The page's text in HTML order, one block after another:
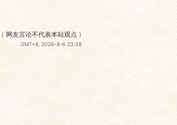
( 网友言论不代表本站观点 )
GMT+8, 2026-8-6 23:38